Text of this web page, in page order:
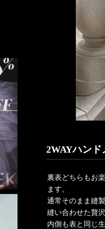
2WAYハン
裏表どちらもお
ます。
通常そのまま縫
縫い合わせた贅
内側も表と同じ